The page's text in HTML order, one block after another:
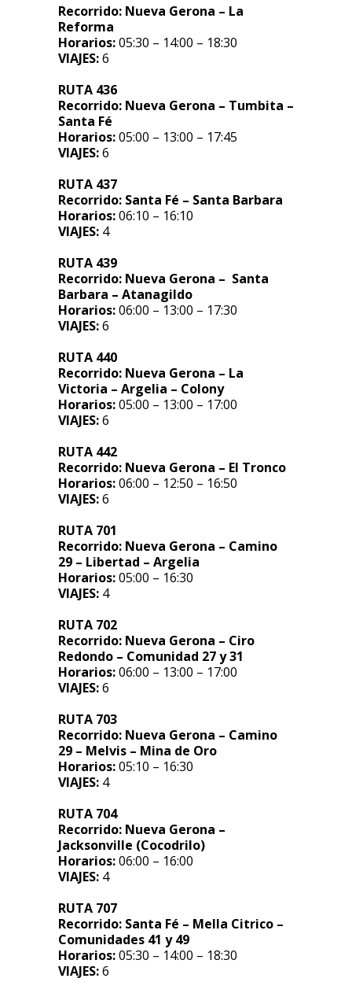
Recorrido: Nueva Gerona – La
Reforma
Horarios:05:30 – 14:00 – 18:30
VIAJES:6
RUTA 436
Recorrido: Nueva Gerona – Tumbita –
Santa Fé
Horarios:05:00 – 13:00 – 17:45
VIAJES:6
RUTA 437
Recorrido: Santa Fé – Santa Barbara
Horarios:06:10 – 16:10
VIAJES: 4
RUTA 439
Recorrido: Nueva Gerona – Santa
Barbara – Atanagildo
Horarios:06:00 – 13:00 – 17:30
VIAJES:6
RUTA 440
Recorrido: Nueva Gerona – La
Victoria – Argelia – Colony
Horarios:05:00 – 13:00 – 17:00
VIAJES:6
RUTA 442
Recorrido: Nueva Gerona – El Tronco
Horarios:06:00 – 12:50 – 16:50
VIAJES:6
RUTA 701
Recorrido: Nueva Gerona – Camino
29 – Libertad – Argelia
Horarios:05:00 – 16:30
VIAJES: 4
RUTA 702
Recorrido: Nueva Gerona – Ciro
Redondo – Comunidad 27 y 31
Horarios:06:00 – 13:00 – 17:00
VIAJES:6
RUTA 703
Recorrido: Nueva Gerona – Camino
29 – Melvis – Mina de Oro
Horarios:05:10 – 16:30
VIAJES: 4
RUTA 704
Recorrido: Nueva Gerona –
Jacksonville (Cocodrilo)
Horarios:06:00 – 16:00
VIAJES: 4
RUTA 707
Recorrido: Santa Fé – Mella Citrico –
Comunidades 41 y 49
Horarios:05:30 – 14:00 – 18:30
VIAJES:6